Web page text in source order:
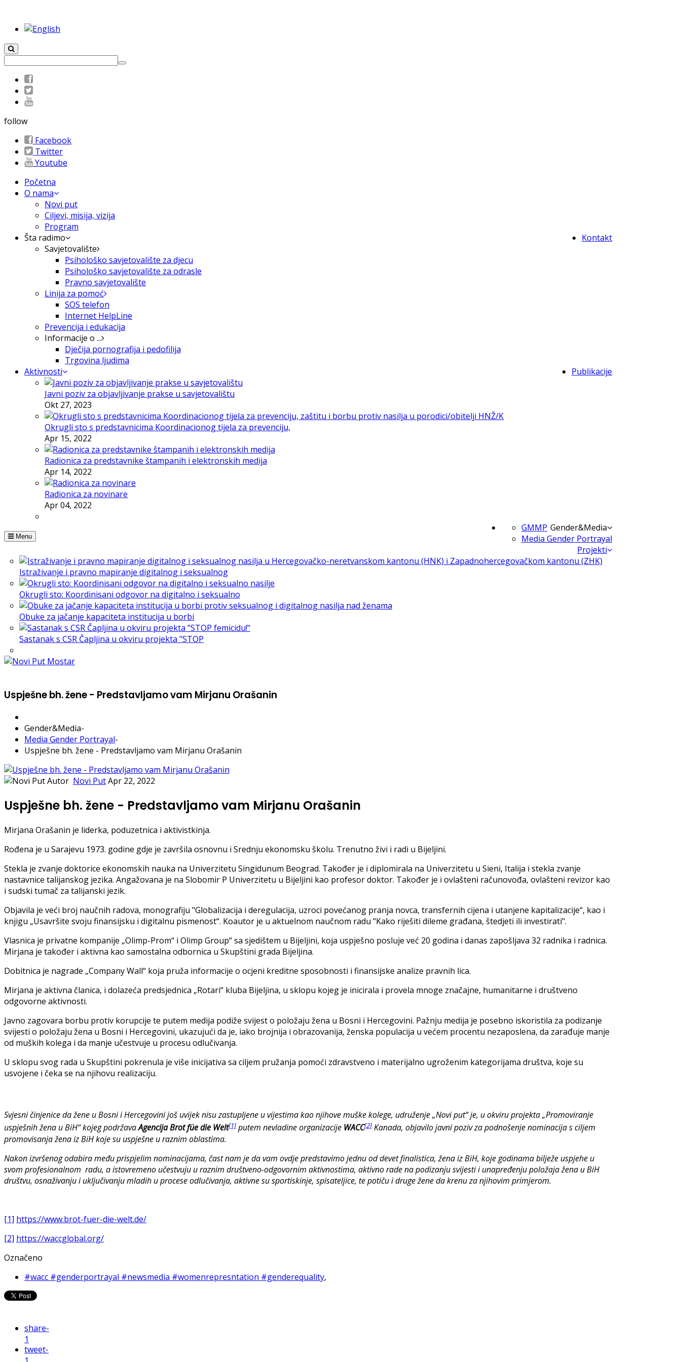
follow
Facebook
Twitter
Youtube
Početna
O nama
Novi put
Ciljevi, misija, vizija
Program
Kontakt
Šta radimo
Savjetovalište
Psihološko savjetovalište za djecu
Psihološko savjetovalište za odrasle
Pravno savjetovalište
Linija za pomoć
SOS telefon
Internet HelpLine
Prevencija i edukacija
Informacije o ...
Dječija pornografija i pedofilija
Trgovina ljudima
Publikacije
Aktivnosti
Javni poziv za objavljivanje prakse u savjetovalištu
Okt 27, 2023
Okrugli sto s predstavnicima Koordinacionog tijela za prevenciju,
Apr 15, 2022
Radionica za predstavnike štampanih i elektronskih medija
Apr 14, 2022
Radionica za novinare
Apr 04, 2022
Gender&Media
GMMP
Media Gender Portrayal
Projekti
Istraživanje i pravno mapiranje digitalnog i seksualnog
Okrugli sto: Koordinisani odgovor na digitalno i seksualno
Obuke za jačanje kapaciteta institucija u borbi
Sastanak s CSR Čapljina u okviru projekta "STOP
Menu
Uspješne bh. žene - Predstavljamo vam Mirjanu Orašanin
Gender&Media-
Media Gender Portrayal-
Uspješne bh. žene - Predstavljamo vam Mirjanu Orašanin
Autor Novi PutApr 22, 2022
Uspješne bh. žene - Predstavljamo vam Mirjanu Orašanin
Mirjana Orašanin je liderka, poduzetnica i aktivistkinja.
Rođena je u Sarajevu 1973. godine gdje je završila osnovnu i Srednju ekonomsku školu. Trenutno živi i radi u Bijeljini.
Stekla je zvanje doktorice ekonomskih nauka na Univerzitetu Singidunum Beograd. Također je i diplomirala na Univerzitetu u Sieni, Italija i stekla zvanje
nastavnice talijanskog jezika. Angažovana je na Slobomir P Univerzitetu u Bijeljini kao profesor doktor. Također je i ovlašteni računovođa, ovlašteni revizor kao
i sudski tumač za talijanski jezik.
Objavila je veći broj naučnih radova, monografiju "Globalizacija i deregulacija, uzroci povećanog pranja novca, transfernih cijena i utanjene kapitalizacije“, kao i
knjigu „Usavršite svoju finansijsku i digitalnu pismenost“. Koautor je u aktuelnom naučnom radu "Kako riješiti dileme građana, štedjeti ili investirati".
Vlasnica je privatne kompanije „Olimp-Prom“ i Olimp Group“ sa sjedištem u Bijeljini, koja uspješno posluje već 20 godina i danas zapošljava 32 radnika i radnica.
Mirjana je također i aktivna kao samostalna odbornica u Skupštini grada Bijeljina.
Dobitnica je nagrade „Company Wall“ koja pruža informacije o ocjeni kreditne sposobnosti i finansijske analize pravnih lica.
Mirjana je aktivna članica, i dolazeća predsjednica „Rotari“ kluba Bijeljina, u sklopu kojeg je inicirala i provela mnoge značajne, humanitarne i društveno
odgovorne aktivnosti.
Javno zagovara borbu protiv korupcije te putem medija podiže svijest o položaju žena u Bosni i Hercegovini. Pažnju medija je posebno iskoristila za podizanje
svijesti o položaju žena u Bosni i Hercegovini, ukazujući da je, iako brojnija i obrazovanija, ženska populacija u većem procentu nezaposlena, da zarađuje manje
od muških kolega i da manje učestvuje u procesu odlučivanja.
U sklopu svog rada u Skupštini pokrenula je više inicijativa sa ciljem pružanja pomoći zdravstveno i materijalno ugroženim kategorijama društva, koje su
usvojene i čeka se na njihovu realizaciju.
Svjesni činjenice da žene u Bosni i Hercegovini još uvijek nisu zastupljene u vijestima kao njihove muške kolege, udruženje „Novi put“ je, u okviru projekta „Promoviranje
uspješnih žena u BiH“ kojeg podržavaAgencija Brot füe die Welt[1] putem nevladine organizacije WACC[2] Kanada, objavilo javni poziv za podnošenje nominacija s ciljem
promovisanja žena iz BiH koje su uspješne u raznim oblastima.
Nakon izvršenog odabira među prispjelim nominacijama, čast nam je da vam ovdje predstavimo jednu od devet finalistica, žena iz BiH, koje godinama bilježe uspjehe u
svom profesionalnom radu, a istovremeno učestvuju u raznim društveno-odgovornim aktivnostima, aktivno rade na podizanju svijesti i unapređenju položaja žena u BiH
društvu, osnaživanju i uključivanju mladih u procese odlučivanja, aktivne su sportiskinje, spisateljice, te potiču i druge žene da krenu za njihovim primjerom.
[1] https://www.brot-fuer-die-welt.de/
[2] https://waccglobal.org/
Označeno
#wacc #genderportrayal #newsmedia #womenrepresntation #genderequality,
share-
1
tweet-